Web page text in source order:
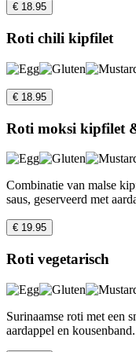
€ 18.95
Roti chili kipfilet
€ 18.95
Roti moksi kipfilet
Combinatie van malse
saus, geserveerd met
€ 19.95
Roti vegetarisch
Surinaamse roti met een
aardappel en